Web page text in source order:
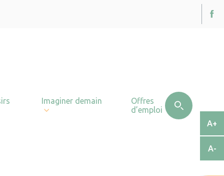
Imaginer demain
Offres
d’emploi
A+
A-